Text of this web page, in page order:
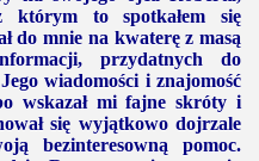
to spotkałem się
do mnie na kwaterę z masą
przydatnych do
wiadomości i znajomość
wskazał mi fajne skróty i
się wyjątkowo dojrzale
bezinteresowną pomoc.